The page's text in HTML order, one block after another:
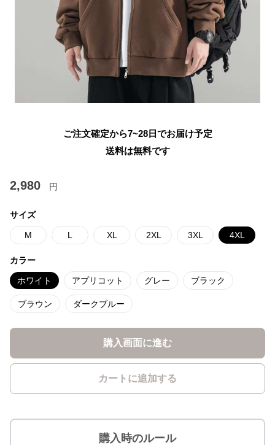
ご注文確定から7~28日でお届け予定
送料は無料です
2,980 円
サイズ
M L XL 2XL 3XL 4XL
カラー
ホワイト アプリコット グレー ブラック
ブラウン ダークブルー
購入画面に進む
カートに追加する
購入時のルール